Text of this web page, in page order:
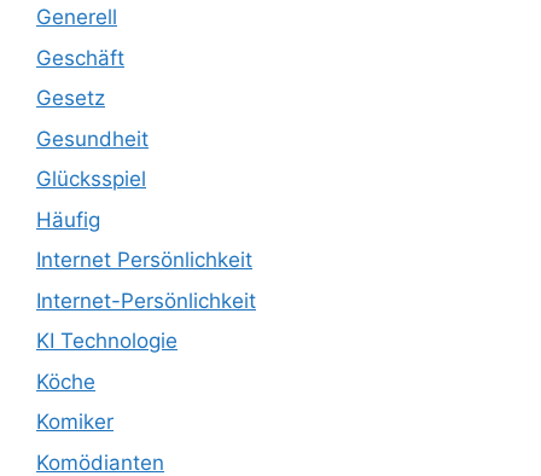
Generell
Geschäft
Gesetz
Gesundheit
Glücksspiel
Häufig
Internet Persönlichkeit
Internet-Persönlichkeit
KI Technologie
Köche
Komiker
Komödianten